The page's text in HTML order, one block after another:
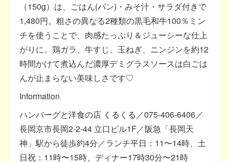
（150g）は、ごはん(パン)・みそ汁・サラダ付きで
1,480円。粗さの異なる2種類の黒毛和牛100％ミン
チを使うことで、肉感たっぷり＆ジューシーな仕上
がりに。鶏ガラ、牛すじ、玉ねぎ、ニンジンを約12
時間かけて煮込んだ濃厚デミグラスソースは白ごは
んが止まらない美味しさです♡
Information
ハンバーグと洋食の店 くるくる／075-406-6406／
長岡京市長岡2-2-44 立口ビル1F／阪急「長岡天
神」駅から徒歩約4分／ランチ平日：11〜14時、土
日祝：11時〜15時、ディナー17時30分〜21時